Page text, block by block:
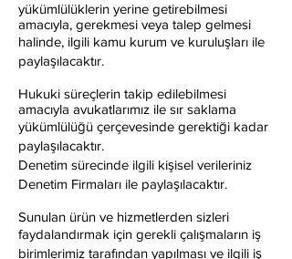
yükümlülüklerin yerine getirebilmesi
amacıyla, gerekmesi veya talep gelmesi
halinde, ilgili kamu kurum ve kuruluşları ile
paylaşılacaktır.
Hukuki süreçlerin takip edilebilmesi
amacıyla avukatlarımız ile sır saklama
yükümlülüğü çerçevesinde gerektiği kadar
paylaşılacaktır.
Denetim sürecinde ilgili kişisel verileriniz
Denetim Firmaları ile paylaşılacaktır.
Sunulan ürün ve hizmetlerden sizleri
faydalandırmak için gerekli çalışmaların iş
birimlerimiz tarafından yapılması ve ilgili iş